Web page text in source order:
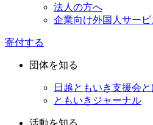
法人の方へ
企業向け外国人サービ
寄付する
団体を知る
日越ともいき支援会と
ともいきジャーナル
活動を知る